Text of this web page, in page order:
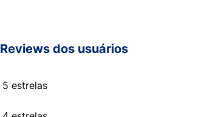
Reviews dos usuários
5 estrelas